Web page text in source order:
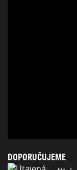
DOPORUČUJEME